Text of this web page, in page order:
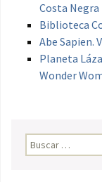
Costa Negra
Biblioteca
Abe Sapien.
Planeta
Wonder
Buscar: